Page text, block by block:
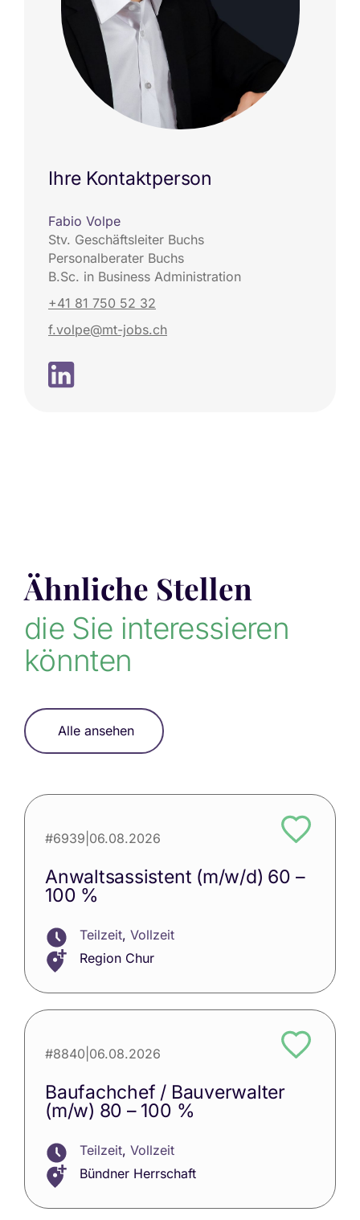
Ihre Kontaktperson
Fabio Volpe
Stv. Geschäftsleiter Buchs
Personalberater Buchs
B.Sc. in Business Administration
+41 81 750 52 32
f.volpe@mt-jobs.ch
Ähnliche Stellen
die Sie interessieren
könnten
Alle ansehen
#6939 06.08.2026
Anwaltsassistent (m/w/d) 60 –
100 %
Teilzeit, Vollzeit
Region Chur
#8840 06.08.2026
Baufachchef / Bauverwalter
(m/w) 80 – 100 %
Teilzeit, Vollzeit
Bündner Herrschaft